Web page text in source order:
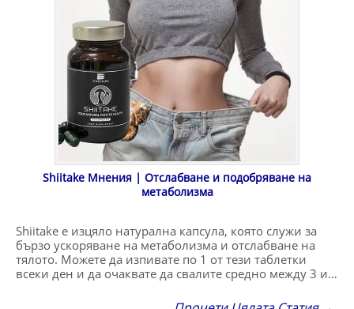
Shiitake Мнения | Отслабване и подобряване на
метаболизма
Shiitake е изцяло натурална капсула, която служи за
бързо ускоряване на метаболизма и отслабване на
тялото. Можете да изпивате по 1 от тези таблетки
всеки ден и да очаквате да свалите средно между 3 и…